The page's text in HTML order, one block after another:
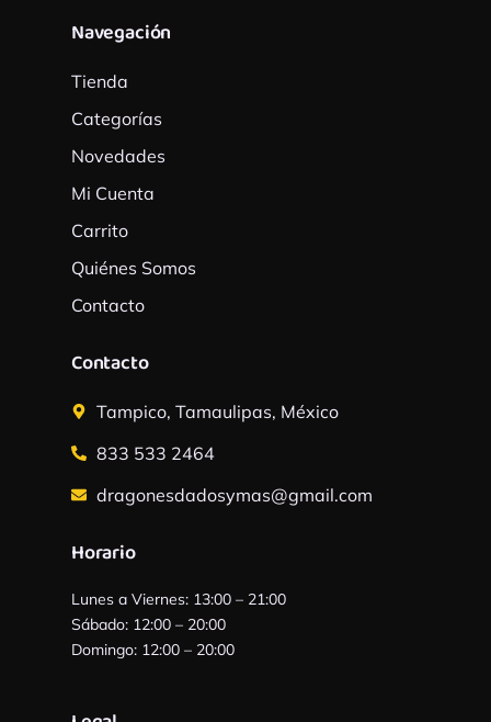
Navegación
Tienda
Categorías
Novedades
Mi Cuenta
Carrito
Quiénes Somos
Contacto
Contacto
Tampico, Tamaulipas, México
833 533 2464
dragonesdadosymas@gmail.com
Horario
Lunes a Viernes: 13:00 – 21:00
Sábado: 12:00 – 20:00
Domingo: 12:00 – 20:00